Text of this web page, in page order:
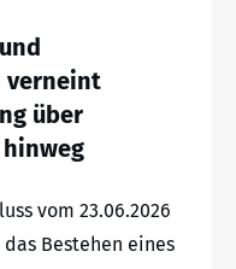
verneint
über
vom 23.06.2026
Bestehen eines